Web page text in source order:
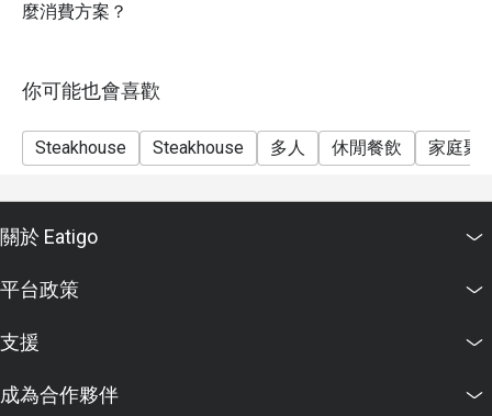
麼消費方案？
你可能也會喜歡
Steakhouse Steakhouse 多人 休閒餐飲 家庭聚
關於 Eatigo
平台政策
支援
成為合作夥伴